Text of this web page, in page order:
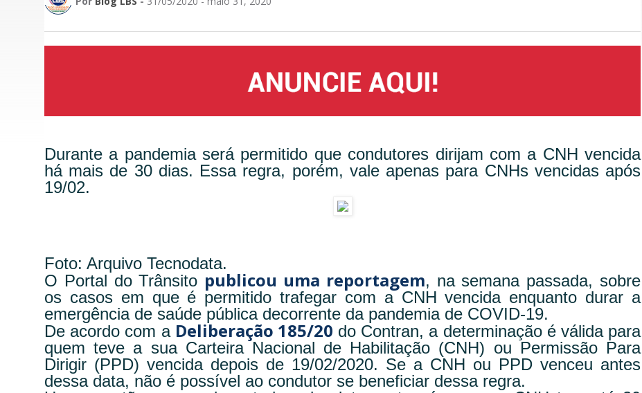
Durante a pandemia será permitido que condutores dirijam com a CNH vencida
há mais de 30 dias. Essa regra, porém, vale apenas para CNHs vencidas após
19/02.
Foto: Arquivo Tecnodata.
O Portal do Trânsito publicou uma reportagem, na semana passada, sobre
os casos em que é permitido trafegar com a CNH vencida enquanto durar a
emergência de saúde pública decorrente da pandemia de COVID-19.
De acordo com a Deliberação 185/20 do Contran, a determinação é válida para
quem teve a sua Carteira Nacional de Habilitação (CNH) ou Permissão Para
Dirigir (PPD) vencida depois de 19/02/2020. Se a CNH ou PPD venceu antes
dessa data, não é possível ao condutor se beneficiar dessa regra.